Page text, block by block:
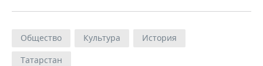
Общество Культура
История
Татарстан